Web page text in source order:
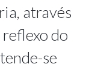
através
do
se